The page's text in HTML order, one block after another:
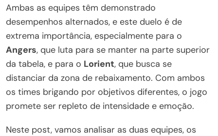
Ambas as equipes têm demonstrado
desempenhos alternados, e este duelo é de
extrema importância, especialmente para o
Angers, que luta para se manter na parte superior
da tabela, e para o Lorient, que busca se
distanciar da zona de rebaixamento. Com ambos
os times brigando por objetivos diferentes, o jogo
promete ser repleto de intensidade e emoção.
Neste post, vamos analisar as duas equipes, os